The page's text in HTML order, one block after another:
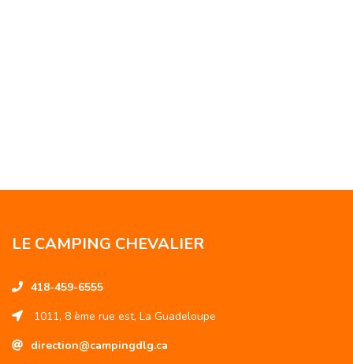
LE CAMPING CHEVALIER
418-459-6555
1011, 8 ème rue est, La Guadeloupe
direction@campingdlg.ca